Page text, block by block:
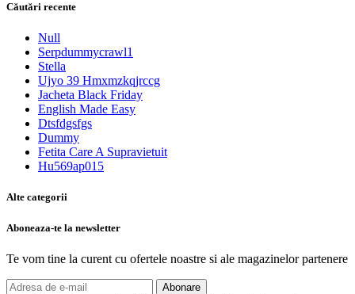
Căutări recente
Null
Serpdummycrawl1
Stella
Ujyo 39 Hmxmzkqjrccg
Jacheta Black Friday
English Made Easy
Dtsfdgsfgs
Dummy
Fetita Care A Supravietuit
Hu569ap015
Alte categorii
Aboneaza-te la newsletter
Te vom tine la curent cu ofertele noastre si ale magazinelor partenere
Abonare